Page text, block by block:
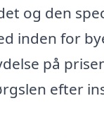
og den
inden for
på
efter